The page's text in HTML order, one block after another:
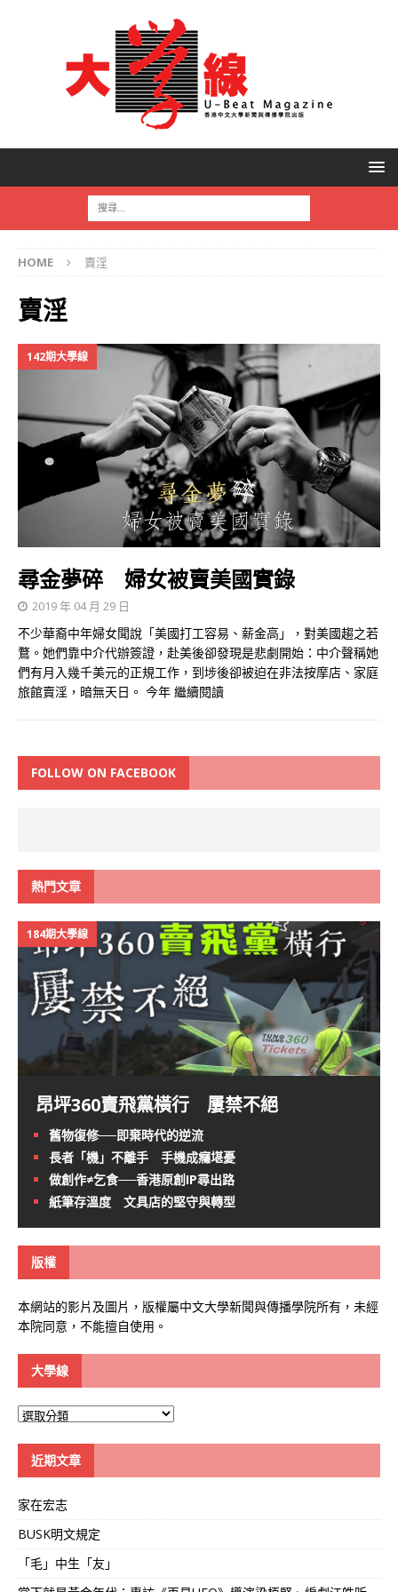
HOME 賣淫
賣淫
142期大學線
尋金夢碎 婦女被賣美國實錄
2019 年 04 月 29 日
不少華裔中年婦女聞說「美國打工容易、薪金高」，對美國趨之若
鶩。她們靠中介代辦簽證，赴美後卻發現是悲劇開始：中介聲稱她
們有月入幾千美元的正規工作，到埗後卻被迫在非法按摩店、家庭
旅館賣淫，暗無天日。 今年 繼續閱讀
FOLLOW ON FACEBOOK
熱門文章
184期大學線
昂坪360賣飛黨橫行 屢禁不絕
舊物復修──即棄時代的逆流
長者「機」不離手 手機成癮堪憂
做創作≠乞食──香港原創IP尋出路
紙筆存溫度 文具店的堅守與轉型
版權
本網站的影片及圖片，版權屬中文大學新聞與傳播學院所有，未經
本院同意，不能擅自使用。
大學線
大
近期文章
家在宏志
BUSK明文規定
「毛」中生「友」